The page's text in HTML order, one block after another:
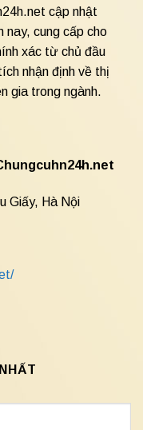
cập nhật
nay, cung cấp cho
xác từ chủ đầu
nhận định về thị
gia trong ngành.
Giấy, Hà Nội